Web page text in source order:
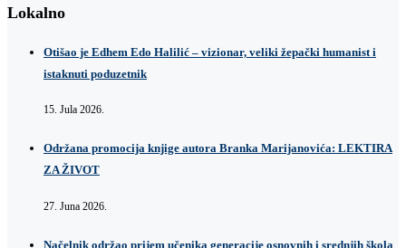
Lokalno
Otišao je Edhem Edo Halilić – vizionar, veliki žepački humanist i
istaknuti poduzetnik
15. Jula 2026.
Održana promocija knjige autora Branka Marijanovića: LEKTIRA
ZA ŽIVOT
27. Juna 2026.
Načelnik održao prijem učenika generacije osnovnih i srednjih škola